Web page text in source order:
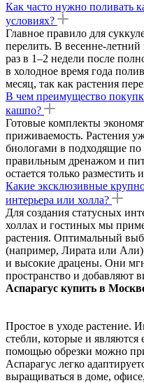
Как часто нужно поливать
условиях?
Главное правило для
перелить. В весенне-
раз в 1–2 недели после
в холодное время года
месяц, так как растения
В чем преимущество
кашпо?
Готовые комплекты
приживаемость. Растения
биологами в подходящие
правильным дренажом и
остается только разместить
Какие эксклюзивные
интерьера или холла?
Для создания статусных
холлах и гостиных мы
растения. Оптимальный
(например, Лирата или
и высокие драцены. Они
пространство и добавляют
Аспарагус купить в
Простое в уходе растение.
стебли, которые и
помощью обрезки можно
Аспарагус легко
выращиваться в доме,